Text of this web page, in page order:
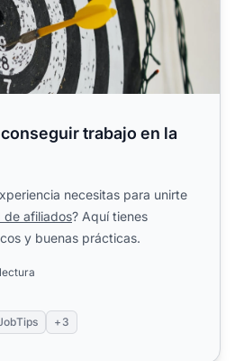
trabajo en la
necesitas para unirte
de afiliados? Aquí tienes
y buenas prácticas.
+3